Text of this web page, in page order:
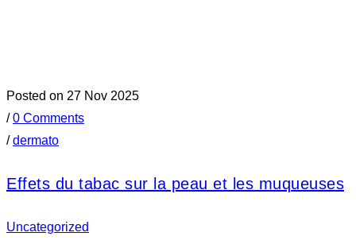
Posted on 27 Nov 2025
/0 Comments
/dermato
Effets du tabac sur la peau et les muqueuses
Uncategorized